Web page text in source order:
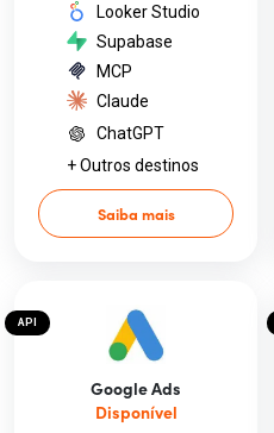
Looker Studio
Supabase
MCP
Claude
ChatGPT
+ Outros destinos
Saiba mais
API
Google Ads
Disponível